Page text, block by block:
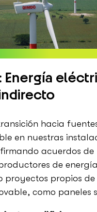
Energía
hacia
en nuestras
acuerdos de
de
proyectos propios de
como paneles